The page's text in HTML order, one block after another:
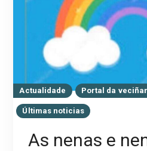
Actualidade Portal da
Últimas noticias
As nenas e